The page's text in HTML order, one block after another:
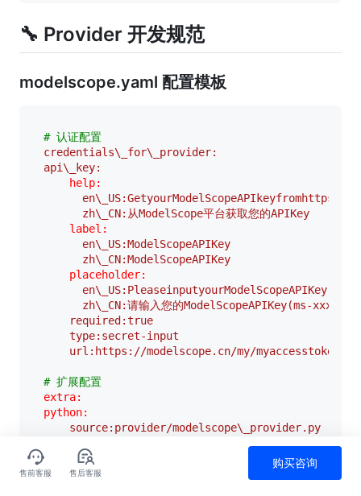
🔧 Provider 开发规范
modelscope.yaml 配置模板
# 认证配置
credentials\_for\_provider:
api\_key:
help:
en\_US:GetyourModelScopeAPIkeyfromhttps://
zh\_CN:从ModelScope平台获取您的APIKey
label:
en\_US:ModelScopeAPIKey
zh\_CN:ModelScopeAPIKey
placeholder:
en\_US:PleaseinputyourModelScopeAPIKey(ms-
zh\_CN:请输入您的ModelScopeAPIKey(ms-xxxxxx)
required:true
type:secret-input
url:https://modelscope.cn/my/myaccesstoken
# 扩展配置
extra:
python:
source:provider/modelscope\_provider.py
# 身份信息
identity:
评论
售前客服 售后客服
购买咨询